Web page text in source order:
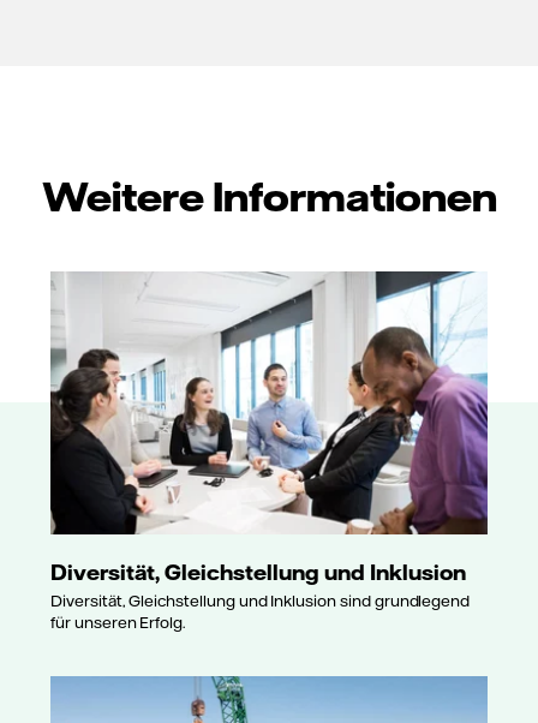
Weitere Informationen
Diversität, Gleichstellung und Inklusion
Diversität, Gleichstellung und Inklusion sind grundlegend
für unseren Erfolg.